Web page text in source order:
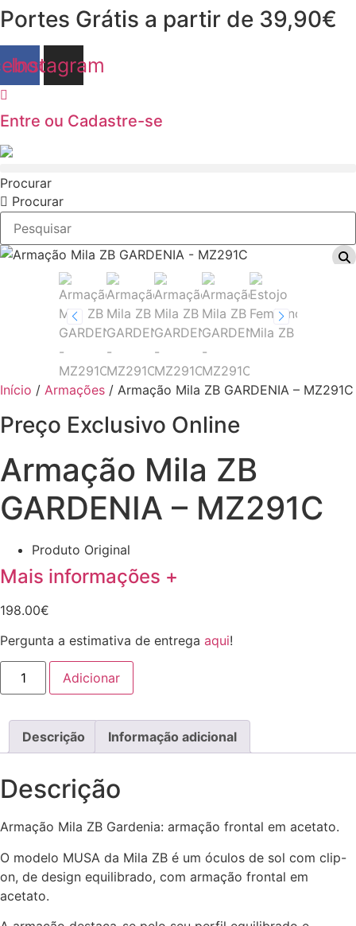
Pular
para
o
conteúdo
Portes Grátis a partir de 39,90€
Instagram
Entre ou Cadastre-se
Procurar
Procurar
Início / Armações / Armação Mila ZB GARDENIA – MZ291C
Preço Exclusivo Online
Armação Mila ZB
GARDENIA – MZ291C
Produto Original
Mais informações +
198.00€
Pergunta a estimativa de entrega aqui!
Quantidade
Armação
ZB
GARDENIA
MZ291C
Adicionar
Descrição Informação adicional
Descrição
Armação Mila ZB Gardenia: armação frontal em acetato.
O modelo MUSA da Mila ZB é um óculos de sol com clip-
on, de design equilibrado, com armação frontal em
acetato.